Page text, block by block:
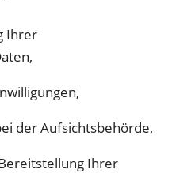
Ihrer
der Aufsichtsbehörde,
Ihrer